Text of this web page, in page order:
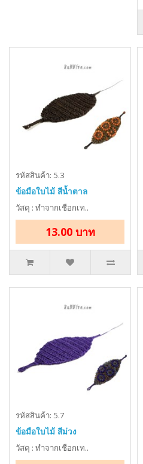
รหัสสินค้า: 5.3
ข้อมือใบไม้ สีน้ำตาล
วัสดุ : ทำจากเชือกเท..
13.00 บาท
รหัสสินค้า: 5.7
ข้อมือใบไม้ สีม่วง
วัสดุ : ทำจากเชือกเท..